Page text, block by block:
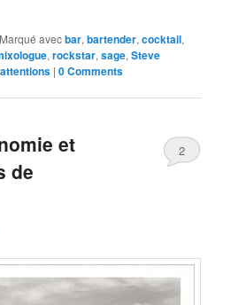
Marqué avecbar,bartender,cocktail,
,rockstar,sage,Steve
|0 Comments
et
de
2